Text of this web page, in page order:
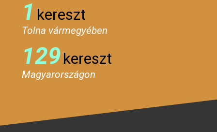
1 kereszt
Tolna vármegyében
129kereszt
Magyarországon